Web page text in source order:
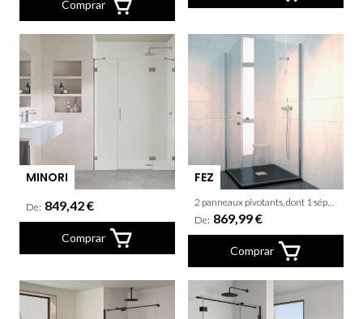
Comprar
MINORI
De: 849,42 €
Comprar
FEZ
2 panneaux pivotants, dont 1 séparé en 2 parties
De: 869,99 €
Comprar